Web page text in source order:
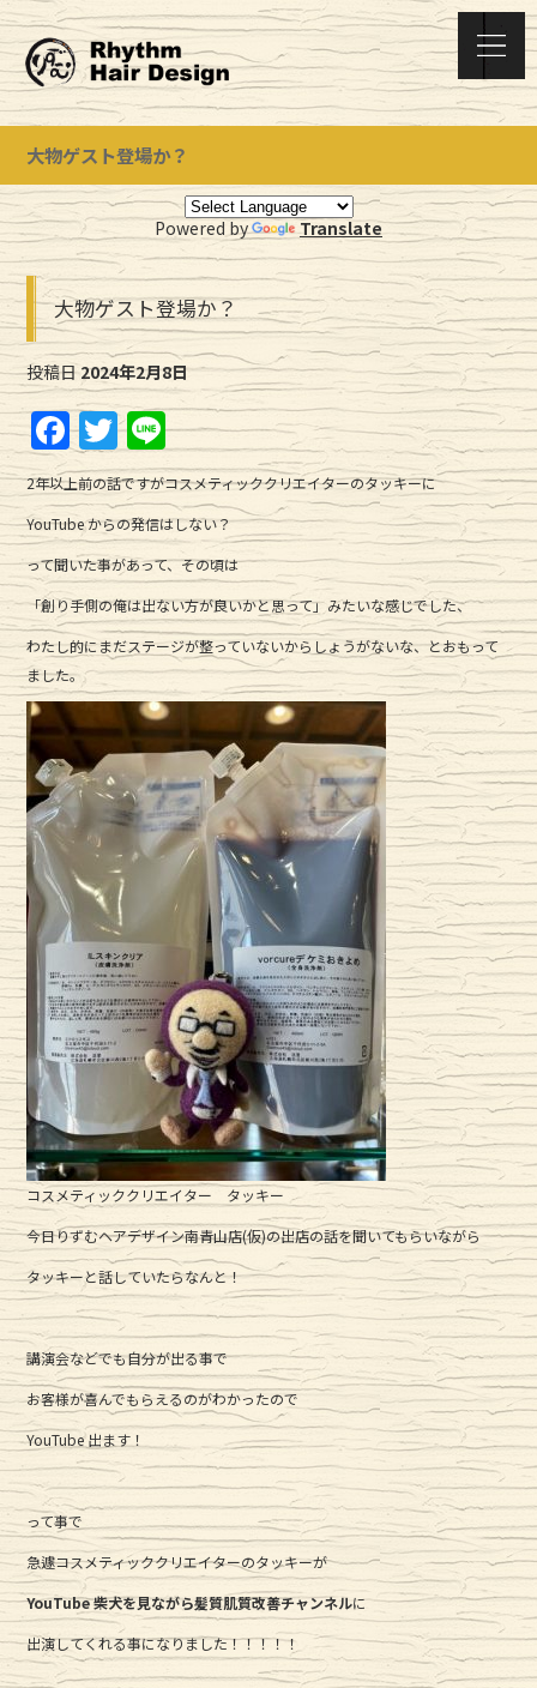
大物ゲスト登場か？
Powered by Translate
大物ゲスト登場か？
投稿日 2024年2月8日
F
a
c
e
b
o
o
k
T
w
it
te
r
Li
n
e
2年以上前の話ですがコスメティッククリエイターのタッキーに
YouTube からの発信はしない？
って聞いた事があって、その頃は
「創り手側の俺は出ない方が良いかと思って」みたいな感じでした、
わたし的にまだステージが整っていないからしょうがないな、とおもって
ました。
コスメティッククリエイター タッキー
今日りずむヘアデザイン南青山店(仮)の出店の話を聞いてもらいながら
タッキーと話していたらなんと！
講演会などでも自分が出る事で
お客様が喜んでもらえるのがわかったので
YouTube 出ます！
って事で
急遽コスメティッククリエイターのタッキーが
YouTube 柴犬を見ながら髪質肌質改善チャンネルに
出演してくれる事になりました！！！！！